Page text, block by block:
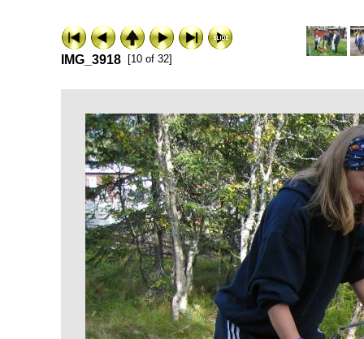
IMG_3918 [10 of 32]